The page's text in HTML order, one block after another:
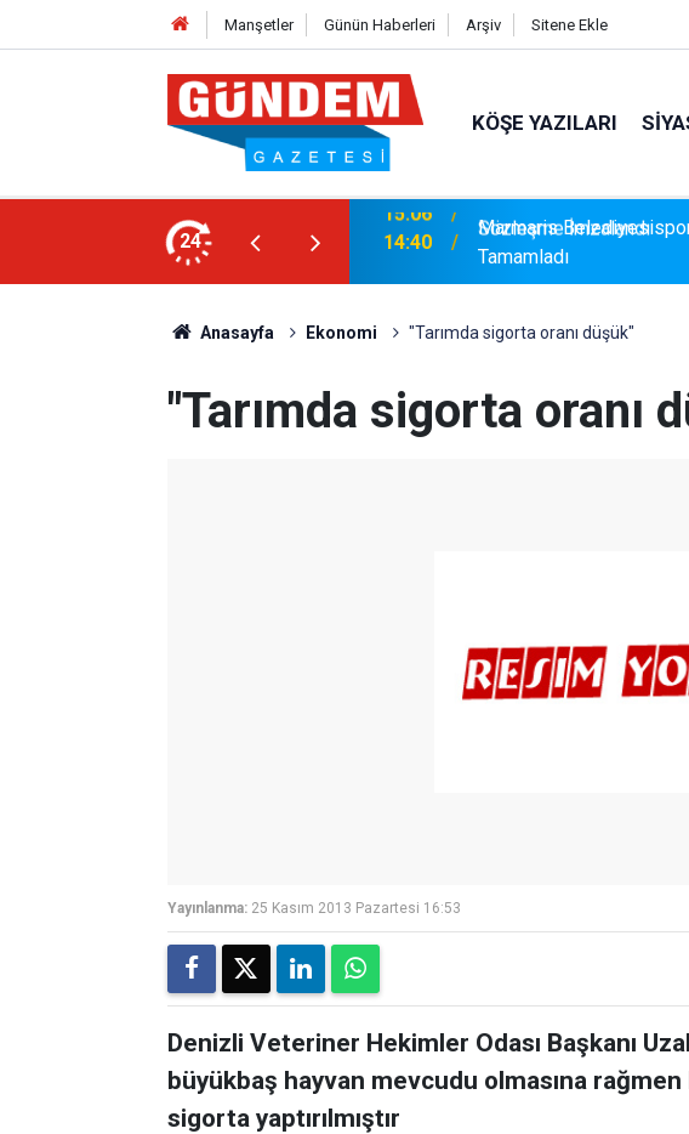
Manşetler Günün Haberleri Arşiv Sitene Ekle
KÖŞE YAZILARI
24
Güçlü Takviye: Mustafa Çolakoğlu ile
14:40
Marmaris
Tamamladı
Anasayfa Ekonomi "Tarımda sigorta oranı düşük"
"Tarımda sigorta oranı
Yayınlanma: 25 Kasım 2013 Pazartesi 16:53
Denizli Veteriner Hekimler Odası Başkanı
büyükbaş hayvan mevcudu olmasına
sigorta yaptırılmıştır